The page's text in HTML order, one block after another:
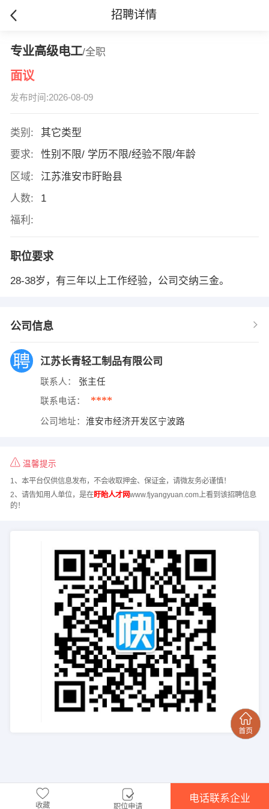
招聘详情
专业高级电工/全职
面议
发布时间:2026-08-09
类别:
其它类型
要求:
性别不限/ 学历不限/经验不限/年龄
区域:
江苏淮安市盱眙县
人数:
1
福利:
职位要求
28-38岁，有三年以上工作经验，公司交纳三金。
公司信息
江苏长青轻工制品有限公司
联系人： 张主任
联系电话： ****
公司地址： 淮安市经济开发区宁波路
温馨提示
1、本平台仅供信息发布，不会收取押金、保证金，请微友务必谨慎！
2、请告知用人单位，是在盱眙人才网www.fjyangyuan.com上看到该招聘信息
的！
收藏 职位申请
电话联系企业